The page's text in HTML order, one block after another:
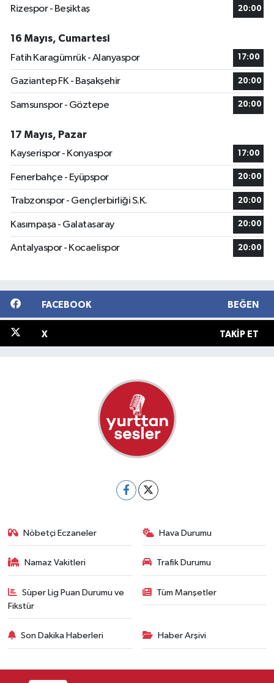
Rizespor - Beşiktaş
20:00
16 Mayıs, Cumartesi
Fatih Karagümrük - Alanyaspor
17:00
Gaziantep FK - Başakşehir 20:00
Samsunspor - Göztepe 20:00
17 Mayıs, Pazar
Kayserispor - Konyaspor
17:00
Fenerbahçe - Eyüpspor 20:00
Trabzonspor - Gençlerbirliği S.K. 20:00
Kasımpaşa - Galatasaray 20:00
Antalyaspor - Kocaelispor 20:00
FACEBOOK BEĞEN
X TAKIP ET
Nöbetçi Eczaneler Hava Durumu
Namaz Vakitleri Trafik Durumu
Süper Lig Puan Durumu ve
Fikstür
Tüm Manşetler
Son Dakika Haberleri Haber Arşivi